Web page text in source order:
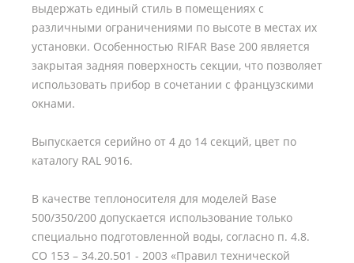
выдержать единый стиль в помещениях с
различными ограничениями по высоте в местах их
установки. Особенностью RIFAR Base 200 является
закрытая задняя поверхность секции, что позволяет
использовать прибор в сочетании с французскими
окнами.
Выпускается серийно от 4 до 14 секций, цвет по
каталогу RAL 9016.
В качестве теплоносителя для моделей Base
500/350/200 допускается использование только
специально подготовленной воды, согласно п. 4.8.
СО 153 – 34.20.501 - 2003 «Правил технической